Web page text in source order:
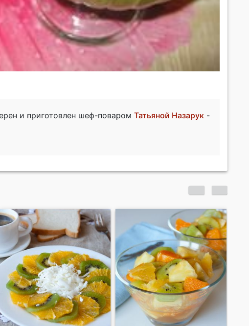
и приготовлен шеф-поваром Татьяной Назарук -
Фруктовый салат с
клубникой в ананасе